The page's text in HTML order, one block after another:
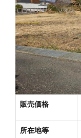
販売価格
所在地等